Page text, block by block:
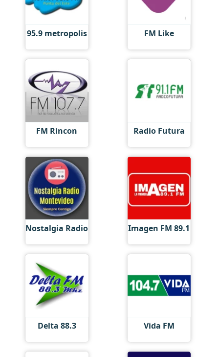
95.9 metropolis FM Like
FM Rincon Radio Futura
Nostalgia Radio Imagen FM 89.1
Delta 88.3 Vida FM